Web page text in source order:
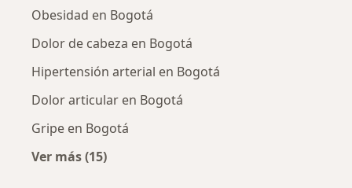
Obesidad en Bogotá
Dolor de cabeza en Bogotá
Hipertensión arterial en Bogotá
Dolor articular en Bogotá
Gripe en Bogotá
Ver más (15)